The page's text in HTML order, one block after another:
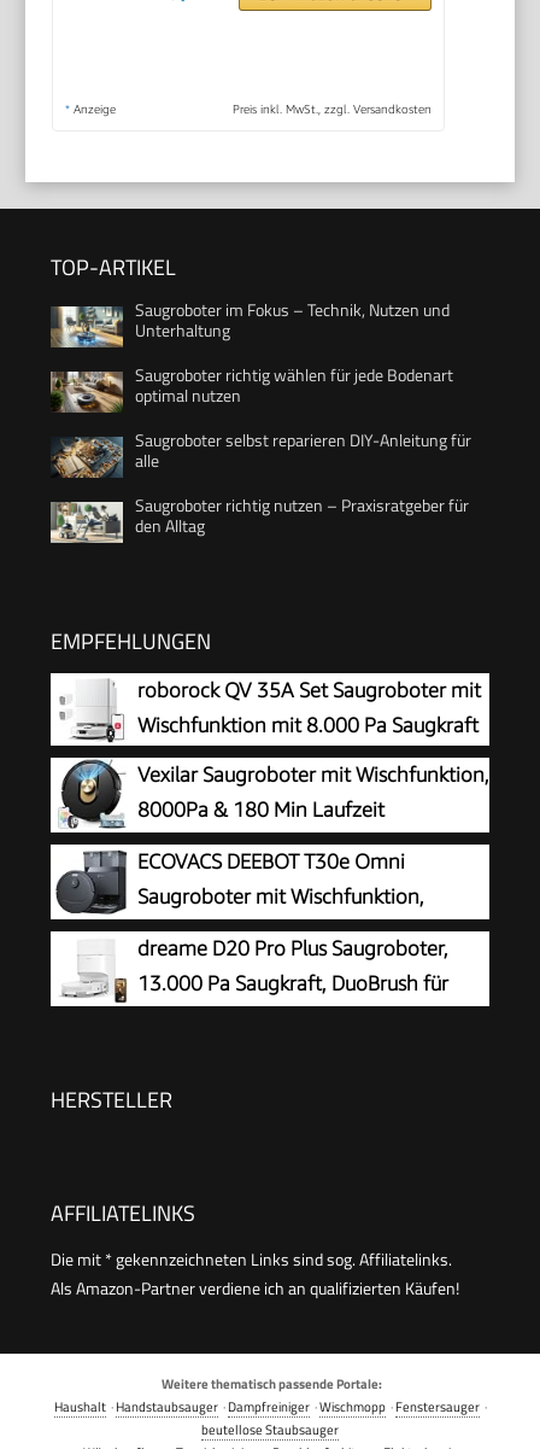
* Anzeige Preis inkl. MwSt., zzgl. Versandkosten
TOP-ARTIKEL
Saugroboter im Fokus – Technik, Nutzen und
Unterhaltung
Saugroboter richtig wählen für jede Bodenart
optimal nutzen
Saugroboter selbst reparieren DIY-Anleitung für
alle
Saugroboter richtig nutzen – Praxisratgeber für
den Alltag
EMPFEHLUNGEN
roborock QV 35A Set Saugroboter mit
Wischfunktion mit 8.000 Pa Saugkraft
Vexilar Saugroboter mit Wischfunktion,
8000Pa & 180 Min Laufzeit
Staubsauger Roboter mit LiDAR
Lasernavigation & No-Go-Zonen,
App/Alexa/iWatch Steuerung, Ideal für Tierhaare
Teppiche (Schwarz)
ECOVACS DEEBOT T30e Omni
Saugroboter mit Wischfunktion,
25.000 Pa Saugkraft
dreame D20 Pro Plus Saugroboter,
13.000 Pa Saugkraft, DuoBrush für
saugt und wischt, Hartböden & Teppiche, 5.200
HERSTELLER
AFFILIATELINKS
Die mit * gekennzeichneten Links sind sog. Affiliatelinks.
Als Amazon-Partner verdiene ich an qualifizierten Käufen!
Weitere thematisch passende Portale:
Haushalt·Handstaubsauger·Dampfreiniger·Wischmopp·Fenstersauger·
beutellose Staubsauger